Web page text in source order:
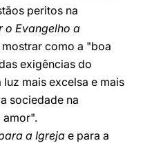
peritos na
o Evangelho a
mostrar como a "boa
exigências do
mais excelsa e mais
sociedade na
a Igreja e para a